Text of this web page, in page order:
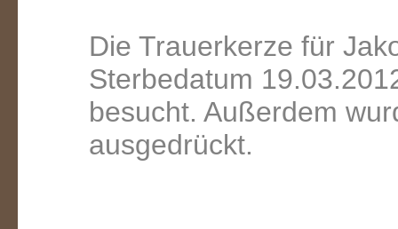
Die Trauerkerze für
Sterbedatum
besucht. Außerdem
ausgedrückt.